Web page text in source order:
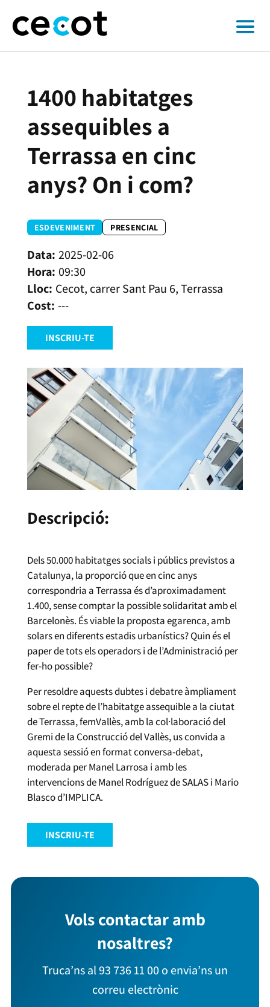
1400 habitatges
assequibles a
Terrassa en cinc
anys? On i com?
ESDEVENIMENT PRESENCIAL
2025-02-06
09:30
Cecot, carrer Sant Pau 6, Terrassa
---
INSCRIU-TE
Descripció:
Dels 50.000 habitatges socials i públics previstos a
Catalunya, la proporció que en cinc anys
correspondria a Terrassa és d’aproximadament
1.400, sense comptar la possible solidaritat amb el
Barcelonès. És viable la proposta egarenca, amb
solars en diferents estadis urbanístics? Quin és el
paper de tots els operadors i de l’Administració per
fer-ho possible?
Per resoldre aquests dubtes i debatre àmpliament
sobre el repte de l’habitatge assequible a la ciutat
de Terrassa, femVallès, amb la col·laboració del
Gremi de la Construcció del Vallès, us convida a
aquesta sessió en format conversa-debat,
moderada per Manel Larrosa i amb les
intervencions de Manel Rodríguez de SALAS i Mario
Blasco d’IMPLICA.
INSCRIU-TE
Vols contactar amb
nosaltres?
Truca’ns al 93 736 11 00 o envia’ns un
correu electrònic